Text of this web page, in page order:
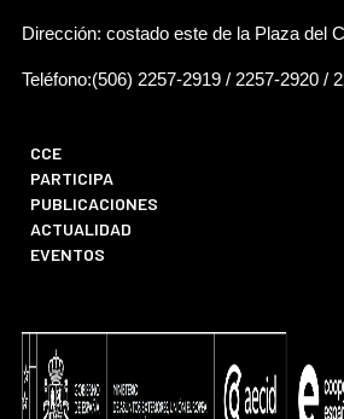
Dirección: costado este de la Plaza del
Teléfono:(506) 2257-2919 / 2257-2920 /
CCE
PARTICIPA
PUBLICACIONES
ACTUALIDAD
EVENTOS